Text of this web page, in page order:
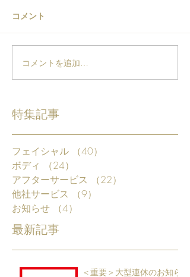
コメント
コメントを追加…
特集記事
フェイシャル （40）
ボディ
（24）
アフターサービス
（22）
他社サービス
（9）
お知らせ
（4）
最新記事
＜重要＞大型連休のお知ら